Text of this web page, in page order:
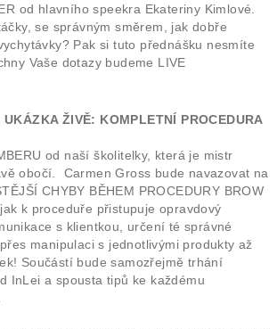
od hlavního speekra Ekateriny Kimlové.
se správným směrem, jak dobře
Pak si tuto přednášku nesmíte
Vaše dotazy budeme LIVE
UKÁZKA ŽIVĚ: KOMPLETNÍ PROCEDURA
od naší školitelky, která je mistr
obočí. Carmen Gross bude navazovat na
CHYBY BĚHEM PROCEDURY BROW
k proceduře přistupuje opravdový
s klientkou, určení té správné
manipulaci s jednotlivými produkty až
Součástí bude samozřejmě trhání
InLei a spousta tipů ke každému